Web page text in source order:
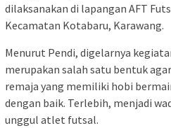
dilaksanakan di lapangan AFT
Kecamatan Kotabaru, Karawang.
Menurut Pendi, digelarnya
merupakan salah satu bentuk
remaja yang memiliki hobi
dengan baik. Terlebih, menjadi
unggul atlet futsal.